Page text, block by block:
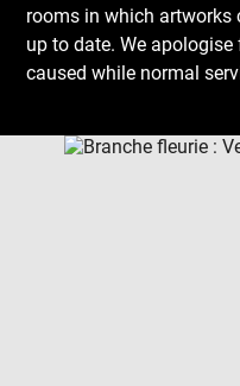
rooms in which artworks
up to date. We
caused while normal
Download
Next
Previous